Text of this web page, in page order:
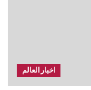
اخبار العالم